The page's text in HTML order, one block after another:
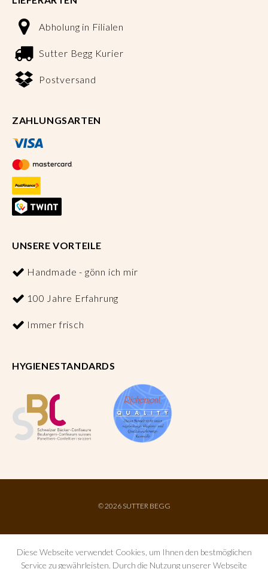
Abholung in Filialen
Sutter Begg Kurier
Postversand
ZAHLUNGSARTEN
UNSERE VORTEILE
Handmade - gönn ich mir
100 Jahre Erfahrung
Immer frisch
HYGIENESTANDARDS
© 2026 SUTTER BEGG
Diese Webseite verwendet Cookies, um Ihnen den bestmöglichen
Service zu gewährleisten. Durch die Nutzung unserer Webseite